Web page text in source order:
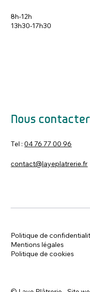
8h-12h
13h30-17h30
Nous contacter
Tel :04 76 77 00 96
contact@layeplatrerie.fr
Politique de
Mentions légales
Politique de cookies